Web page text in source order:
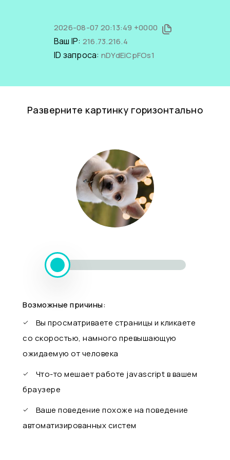
2026-08-07 20:13:49 +0000
Ваш IP: 216.73.216.4
ID запроса: nDYdEiCpFOs1
Разверните картинку горизонтально
Возможные причины:
Вы просматриваете страницы и кликаете
со скоростью, намного превышающую
ожидаемую от человека
Что-то мешает работе javascript в вашем
браузере
Ваше поведение похоже на поведение
автоматизированных систем